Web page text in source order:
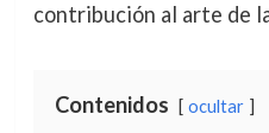
contribución al arte de
Contenidos ocultar